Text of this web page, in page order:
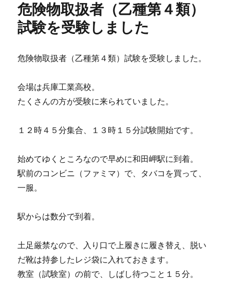
危険物取扱者（乙種第４類）
試験を受験しました
危険物取扱者（乙種第４類）試験を受験しました。
会場は兵庫工業高校。
たくさんの方が受験に来られていました。
１２時４５分集合、１３時１５分試験開始です。
始めてゆくところなので早めに和田岬駅に到着。
駅前のコンビニ（ファミマ）で、タバコを買って、
一服。
駅からは数分で到着。
土足厳禁なので、入り口で上履きに履き替え、脱い
だ靴は持参したレジ袋に入れておきます。
教室（試験室）の前で、しばし待つこと１５分。